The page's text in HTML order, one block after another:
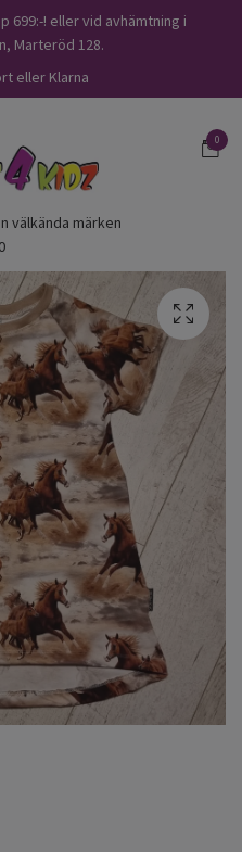
699:-! eller vid avhämtning i
Marteröd 128.
eller Klarna
0
välkända märken